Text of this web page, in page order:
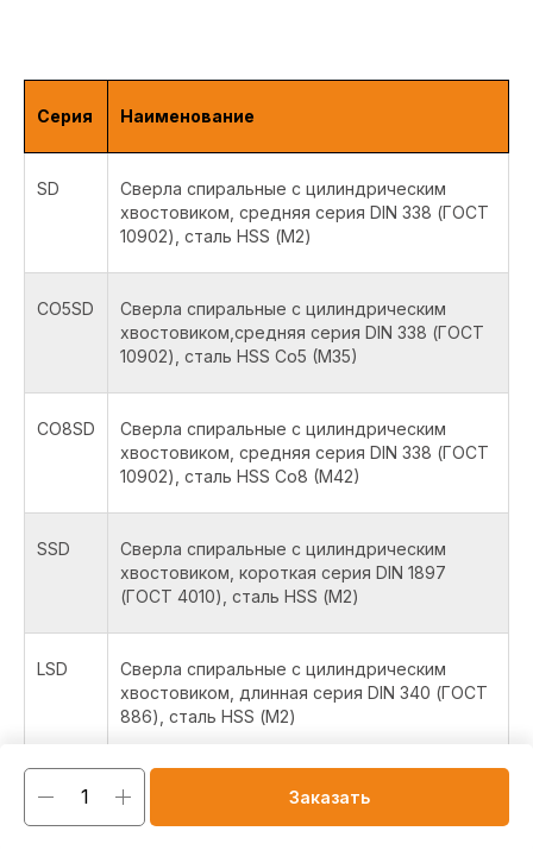
Серия Наименование
SD
Сверла спиральные с цилиндрическим
хвостовиком, средняя серия DIN 338 (ГОСТ
10902), сталь HSS (М2)
CO5SD
Сверла спиральные с цилиндрическим
хвостовиком,средняя серия DIN 338 (ГОСТ
10902), сталь HSS Co5 (M35)
CO8SD
Сверла спиральные с цилиндрическим
хвостовиком, средняя серия DIN 338 (ГОСТ
10902), сталь HSS Co8 (M42)
SSD
Сверла спиральные с цилиндрическим
хвостовиком, короткая серия DIN 1897
(ГОСТ 4010), сталь HSS (М2)
LSD
Сверла спиральные с цилиндрическим
хвостовиком, длинная серия DIN 340 (ГОСТ
886), сталь HSS (М2)
COLSD
Сверла спиральные с цилиндрическим
Заказать